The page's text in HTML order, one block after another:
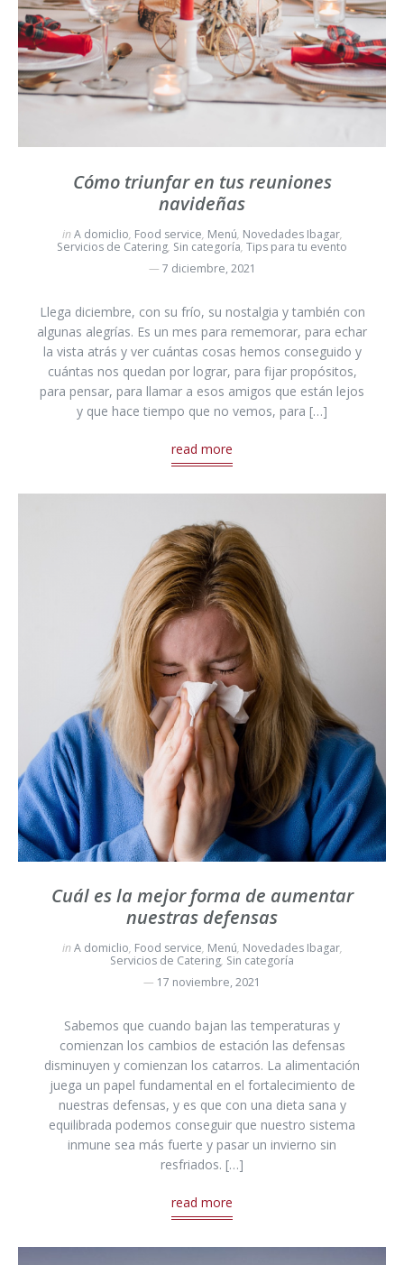
Cómo triunfar en tus reuniones
navideñas
inA domiclio, Food service, Menú, Novedades Ibagar,
Servicios de Catering, Sin categoría, Tips para tu evento
7 diciembre, 2021
Llega diciembre, con su frío, su nostalgia y también con
algunas alegrías. Es un mes para rememorar, para echar
la vista atrás y ver cuántas cosas hemos conseguido y
cuántas nos quedan por lograr, para fijar propósitos,
para pensar, para llamar a esos amigos que están lejos
y que hace tiempo que no vemos, para […]
read more
Cuál es la mejor forma de aumentar
nuestras defensas
inA domiclio, Food service, Menú, Novedades Ibagar,
Servicios de Catering, Sin categoría
17 noviembre, 2021
Sabemos que cuando bajan las temperaturas y
comienzan los cambios de estación las defensas
disminuyen y comienzan los catarros. La alimentación
juega un papel fundamental en el fortalecimiento de
nuestras defensas, y es que con una dieta sana y
equilibrada podemos conseguir que nuestro sistema
inmune sea más fuerte y pasar un invierno sin
resfriados. […]
read more